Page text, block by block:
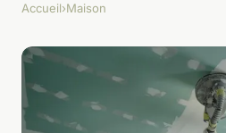
Accueil›Maison